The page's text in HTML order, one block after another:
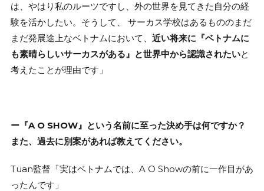
は、やはり私のルーツですし、外の世界を見てきた自分の経
験を活かしたい。そうして、 サーカス学校はあるもののまだ
まだ発展途上なベトナムにおいて、 近い将来に『ベトナムに
も素晴らしいサーカスがある』と世界中から認識されたいと
考えたことが理由です」
ー『A O SHOW』という名前に至った決め手は何ですか？
また、過去に別案があれば教えてください。
Tuan監督「実はベトナムでは、A O Showの前に一作目があ
ったんです」